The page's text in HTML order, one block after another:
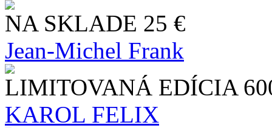
NA SKLADE 25 €
Jean-Michel Frank
LIMITOVANÁ EDÍCIA
KAROL FELIX